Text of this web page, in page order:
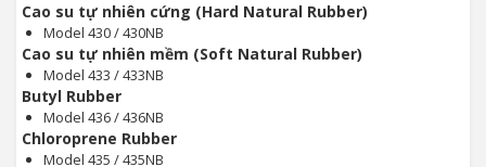
Cao su tự nhiên cứng (Hard Natural Rubber)
Model 430 / 430NB
Cao su tự nhiên mềm (Soft Natural Rubber)
Model 433 / 433NB
Butyl Rubber
Model 436 / 436NB
Chloroprene Rubber
Model 435 / 435NB